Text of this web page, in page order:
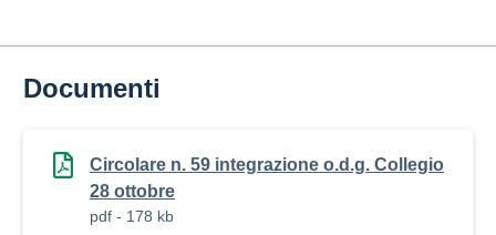
Documenti
Circolare n. 59 integrazione o.d.g. Collegio
28 ottobre
pdf - 178 kb